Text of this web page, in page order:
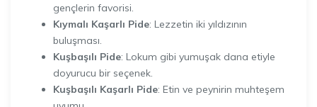
gençlerin favorisi.
Kıymalı Kaşarlı Pide: Lezzetin iki yıldızının
buluşması.
Kuşbaşılı Pide: Lokum gibi yumuşak dana etiyle
doyurucu bir seçenek.
Kuşbaşılı Kaşarlı Pide: Etin ve peynirin muhteşem